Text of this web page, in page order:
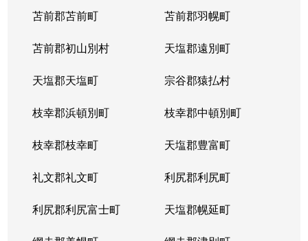
苫前郡苫前町 苫前郡羽幌町
苫前郡初山別村 天塩郡遠別町
天塩郡天塩町 宗谷郡猿払村
枝幸郡浜頓別町 枝幸郡中頓別町
枝幸郡枝幸町 天塩郡豊富町
礼文郡礼文町 利尻郡利尻町
利尻郡利尻富士町 天塩郡幌延町